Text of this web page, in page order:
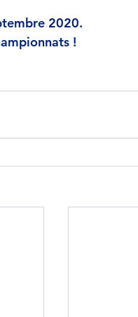
2020.
!